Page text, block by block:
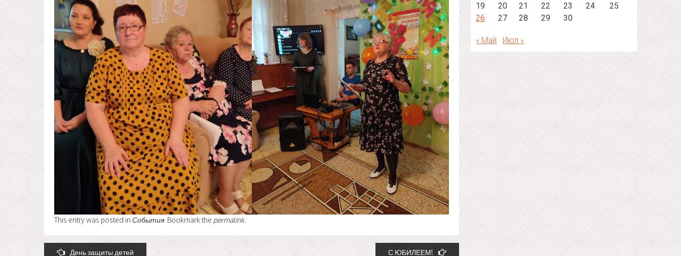
This entry was posted in События . Bookmark the permalink.
Post День защиты детей С ЮБИЛЕЕМ!
19
20 21 22 23 24
25
26
27 28 29 30
« Май Июл »